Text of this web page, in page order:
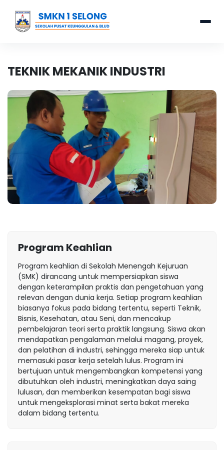
TEKNIK MEKANIK INDUSTRI
Program Keahlian
Program keahlian di Sekolah Menengah Kejuruan
(SMK) dirancang untuk mempersiapkan siswa
dengan keterampilan praktis dan pengetahuan yang
relevan dengan dunia kerja. Setiap program keahlian
biasanya fokus pada bidang tertentu, seperti Teknik,
Bisnis, Kesehatan, atau Seni, dan mencakup
pembelajaran teori serta praktik langsung. Siswa akan
mendapatkan pengalaman melalui magang, proyek,
dan pelatihan di industri, sehingga mereka siap untuk
memasuki pasar kerja setelah lulus. Program ini
bertujuan untuk mengembangkan kompetensi yang
dibutuhkan oleh industri, meningkatkan daya saing
lulusan, dan memberikan kesempatan bagi siswa
untuk mengeksplorasi minat serta bakat mereka
dalam bidang tertentu.